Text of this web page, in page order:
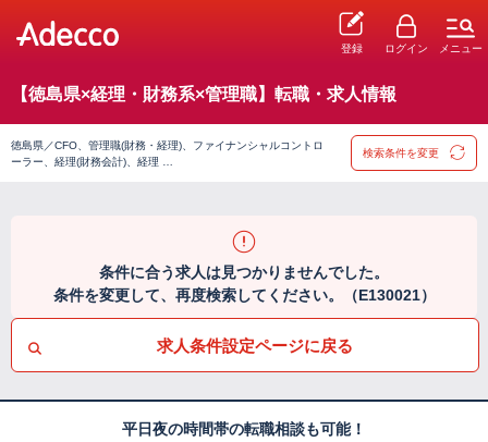
登録 ログイン メニュー
【徳島県×経理・財務系×管理職】転職・求人情報
徳島県／CFO、管理職(財務・経理)、ファイナンシャルコントロ
ーラー、経理(財務会計)、経理 …
検索条件を変更
条件に合う求人は見つかりませんでした。
条件を変更して、再度検索してください。（E130021）
求人条件設定ページに戻る
平日夜の時間帯の転職相談も可能！